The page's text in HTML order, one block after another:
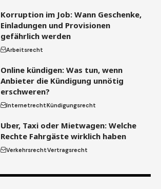
Korruption im Job: Wann Geschenke,
Einladungen und Provisionen
gefährlich werden
Arbeitsrecht
Online kündigen: Was tun, wenn
Anbieter die Kündigung unnötig
erschweren?
InternetrechtKündigungsrecht
Uber, Taxi oder Mietwagen: Welche
Rechte Fahrgäste wirklich haben
VerkehrsrechtVertragsrecht